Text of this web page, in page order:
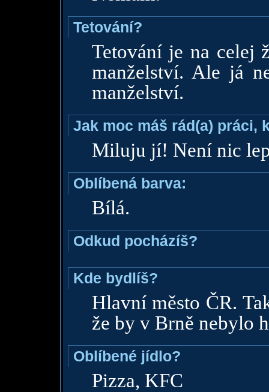
Tetování?
Tetování je na celej
manželství. Ale já
manželství.
Jak moc máš rád(a) práci,
Miluju jí! Není nic
Oblíbená barva:
Bílá.
Odkud pocházíš?
Kde bydlíš?
Hlavní město ČR.
že by v Brně nebylo
Oblíbené jídlo?
Pizza, KFC